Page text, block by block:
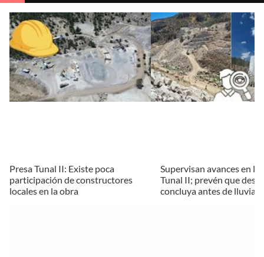
Presa Tunal II: Existe poca
participación de constructores
locales en la obra
Supervisan avances en la
Tunal II; prevén que
concluya antes de lluvias